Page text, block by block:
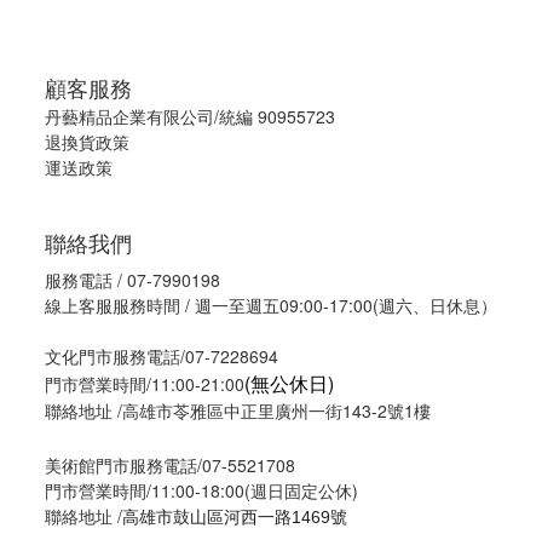
顧客服務
丹藝精品企業有限公司/統編 90955723
退換貨政策
運送政策
聯絡我們
服務電話 / 07-7990198
線上客服服務時間 / 週一至週五09:00-17:00(週六、日休息）
文化門市服務電話/07-7228694
門市營業時間/11:00-21:00(無公休日)
聯絡地址 /高雄市苓雅區中正里廣州一街143-2號1樓
美術館門市服務電話/07-5521708
門市營業時間/11:00-18:00(週日固定公休)
聯絡地址 /高雄市鼓山區河西一路1469號